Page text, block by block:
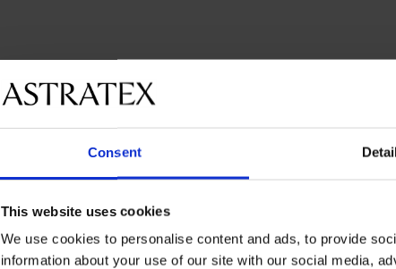
Consent
This website uses cookies
We use cookies to personalise content and ads, to provide
information about your use of our site with our social media,